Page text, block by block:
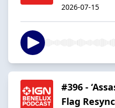
2026-07-15
#396 -
Flag